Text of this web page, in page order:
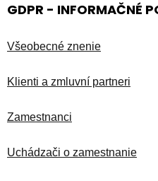
GDPR - INFORMAČNÉ
Všeobecné znenie
Klienti a zmluvní partneri
Zamestnanci
Uchádzači o zamestnanie